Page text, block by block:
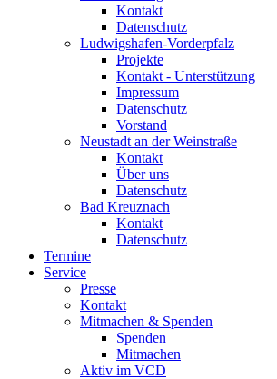
Kontakt
Datenschutz
Ludwigshafen-Vorderpfalz
Projekte
Kontakt - Unterstützung
Impressum
Datenschutz
Vorstand
Neustadt an der Weinstraße
Kontakt
Über uns
Datenschutz
Bad Kreuznach
Kontakt
Datenschutz
Termine
Service
Presse
Kontakt
Mitmachen & Spenden
Spenden
Mitmachen
Aktiv im VCD